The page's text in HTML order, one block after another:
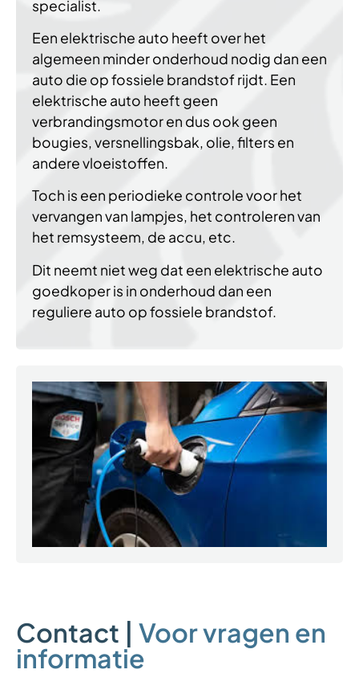
specialist.
Een elektrische auto heeft over het
algemeen minder onderhoud nodig dan een
auto die op fossiele brandstof rijdt. Een
elektrische auto heeft geen
verbrandingsmotor en dus ook geen
bougies, versnellingsbak, olie, filters en
andere vloeistoffen.
Toch is een periodieke controle voor het
vervangen van lampjes, het controleren van
het remsysteem, de accu, etc.
Dit neemt niet weg dat een elektrische auto
goedkoper is in onderhoud dan een
reguliere auto op fossiele brandstof.
Contact | Voor vragen en
informatie